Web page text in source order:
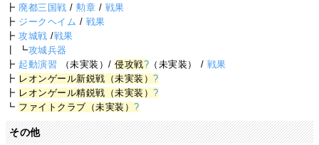
┣ 廃都三国戦 /勲章 / 戦果
┣ ジークヘイム / 戦果
┣攻城戦 /戦果
┃ ┗攻城兵器
┣ 起動演習 （未実装）/侵攻戦? （未実装） / 戦果
┣ レオンゲール新鋭戦（未実装）?
┣ レオンゲール精鋭戦（未実装）?
┗ ファイトクラブ（未実装）?
その他